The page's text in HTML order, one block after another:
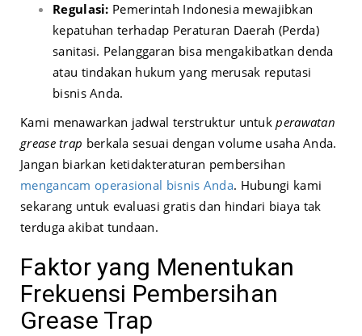
Regulasi: Pemerintah Indonesia mewajibkan
kepatuhan terhadap Peraturan Daerah (Perda)
sanitasi. Pelanggaran bisa mengakibatkan denda
atau tindakan hukum yang merusak reputasi
bisnis Anda.
Kami menawarkan jadwal terstruktur untukperawatan
grease trap berkala sesuai dengan volume usaha Anda.
Jangan biarkan ketidakteraturan pembersihan
mengancam operasional bisnis Anda. Hubungi kami
sekarang untuk evaluasi gratis dan hindari biaya tak
terduga akibat tundaan.
Faktor yang Menentukan
Frekuensi Pembersihan
Grease Trap